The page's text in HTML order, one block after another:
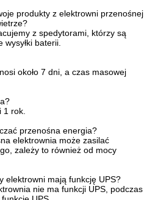
produkty z elektrowni przenośnej
z spedytorami, którzy są
wysyłki baterii.
około 7 dni, a czas masowej
1 rok.
przenośna energia?
elektrownia może zasilać
zależy to również od mocy
elektrowni mają funkcję UPS?
nie ma funkcji UPS, podczas